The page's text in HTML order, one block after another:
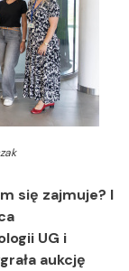
się zajmuje? I
UG i
aukcję